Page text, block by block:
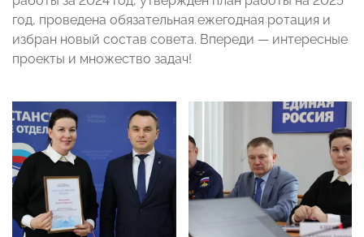
год, проведена обязательная ежегодная ротация и
избран новый состав совета. Впереди — интересные
проекты и множество задач!